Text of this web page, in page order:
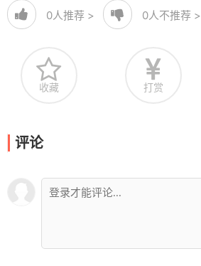
0人推荐 > 0人不推荐 >
收藏 打赏
评论